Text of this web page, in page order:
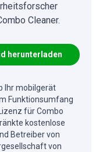
Cleaner.
herunterladen
Ihr mobilgerät
Funktionsumfang
für Combo
kostenlose
Betreiber von
von